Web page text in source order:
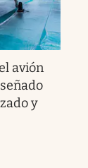
avión
y